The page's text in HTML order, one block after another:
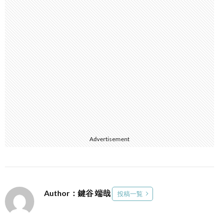
Advertisement
Author：鍵谷 端哉 投稿一覧